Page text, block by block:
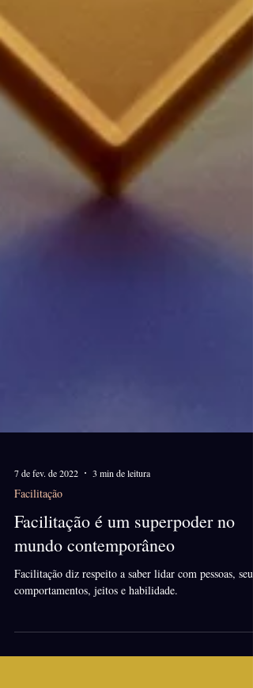
7 de fev. de 2022 3 min de leitura
Facilitação
Facilitação é um superpoder no
mundo contemporâneo
Facilitação diz respeito a saber lidar com pessoas, seus